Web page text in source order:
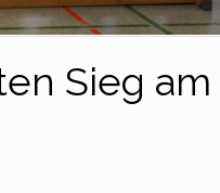
Sieg am